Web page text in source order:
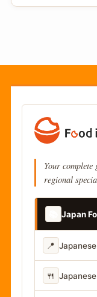
Your complete
regional
Japan
📍
🍴